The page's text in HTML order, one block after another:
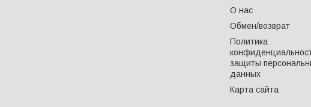
О нас
Обмен/возврат
Политика
защиты
данных
Карта сайта